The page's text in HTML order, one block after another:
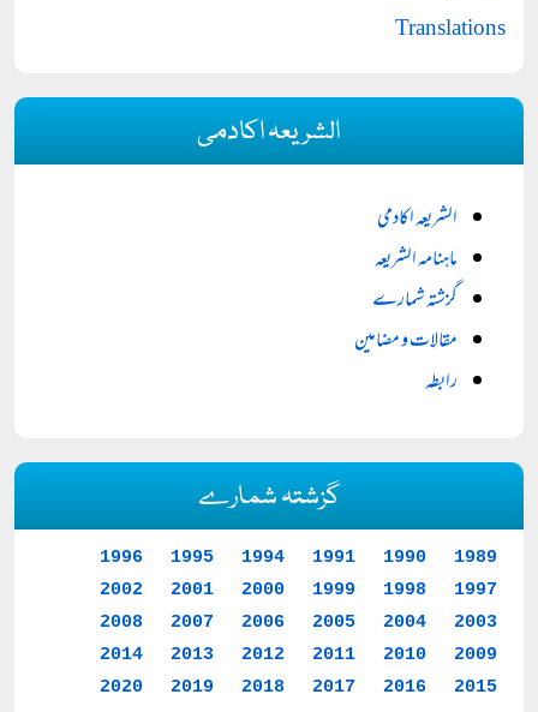
Translations
الشریعہ اکادمی
الشریعہ اکادمی
ماہنامہ الشریعہ
گزشتہ شمارے
مقالات و مضامین
رابطہ
گزشتہ شمارے
1989
1990
1991
1994
1995
1996
1997
1998
1999
2000
2001
2002
2003
2004
2005
2006
2007
2008
2009
2010
2011
2012
2013
2014
2015
2016
2017
2018
2019
2020